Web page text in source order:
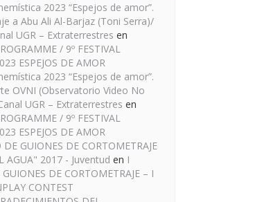
2023 “Espejos de amor”.
a Abu Ali Al-Barjaz (Toni Serra)/
UGR – Extraterrestres en
/ 9º FESTIVAL
ESPEJOS DE AMOR
2023 “Espejos de amor”.
OVNI (Observatorio Video No
UGR – Extraterrestres en
/ 9º FESTIVAL
ESPEJOS DE AMOR
DE GUIONES DE CORTOMETRAJE
AGUA" 2017 - Juventud en I
DE CORTOMETRAJE – I
CONTEST